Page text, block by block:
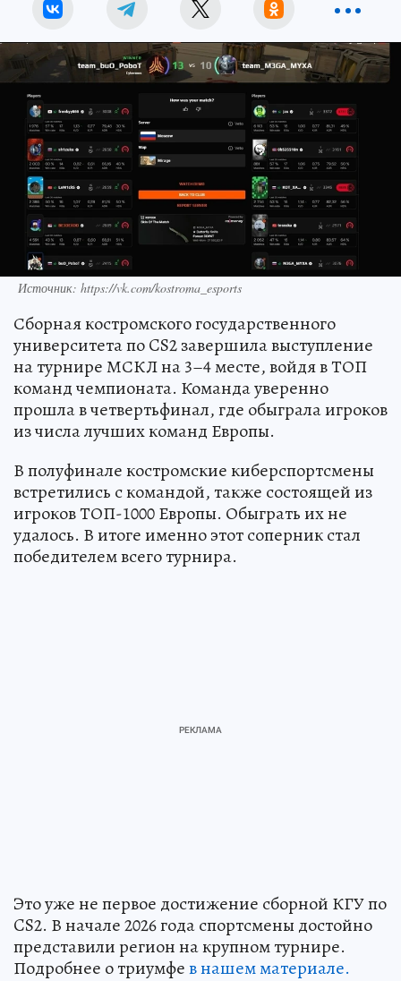
Источник: https://vk.com/kostroma_esports
Сборная костромского государственного
университета по CS2 завершила выступление
на турнире МСКЛ на 3–4 месте, войдя в ТОП
команд чемпионата. Команда уверенно
прошла в четвертьфинал, где обыграла игроков
из числа лучших команд Европы.
В полуфинале костромские киберспортсмены
встретились с командой, также состоящей из
игроков ТОП-1000 Европы. Обыграть их не
удалось. В итоге именно этот соперник стал
победителем всего турнира.
Это уже не первое достижение сборной КГУ по
CS2. В начале 2026 года спортсмены достойно
представили регион на крупном турнире.
Подробнее о триумфев нашем материале.